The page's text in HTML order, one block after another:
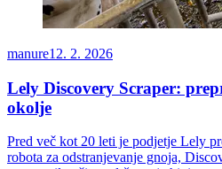
manure12. 2. 2026
Lely Discovery Scraper:
okolje
Pred več kot 20 leti je podjetje Lely
robota za odstranjevanje gnoja,